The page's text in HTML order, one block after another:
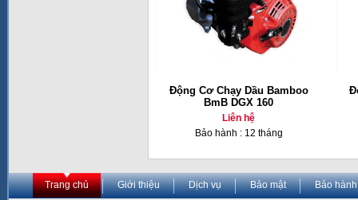
Động Cơ Chạy Dầu Bamboo
BmB DGX 160
Liên hệ
Bảo hành : 12 tháng
Trang chủ Giới thiệu Dịch vụ Bảo mật Bảo hành